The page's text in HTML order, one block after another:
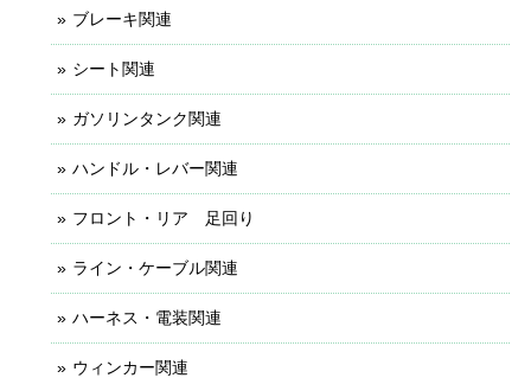
ブレーキ関連
シート関連
ガソリンタンク関連
ハンドル・レバー関連
フロント・リア 足回り
ライン・ケーブル関連
ハーネス・電装関連
ウィンカー関連